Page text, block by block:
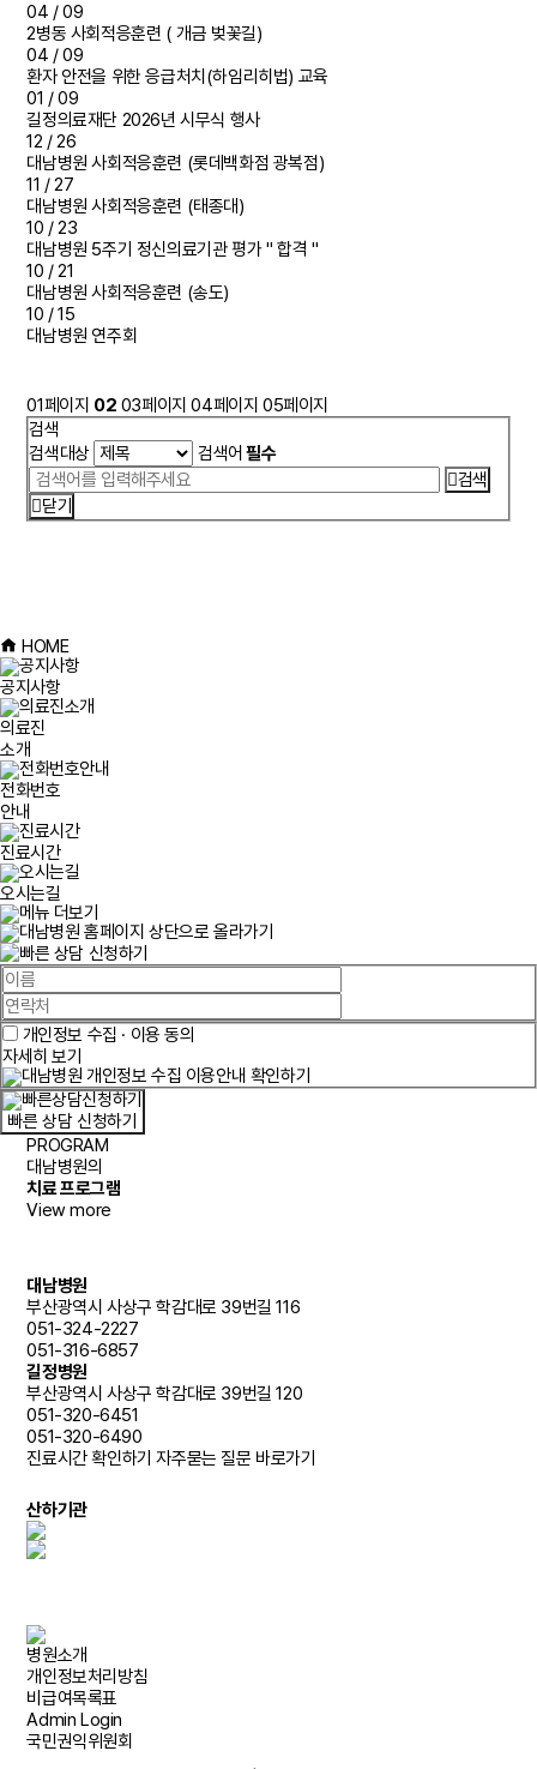
04 /09
2병동 사회적응훈련 ( 개금 벚꽃길)
04 /09
환자 안전을 위한 응급처치(하임리히법) 교육
01 /09
길정의료재단 2026년 시무식 행사
12 /26
대남병원 사회적응훈련 (롯데백화점 광복점)
11 /27
대남병원 사회적응훈련 (태종대)
10 /23
대남병원 5주기 정신의료기관 평가 " 합격 "
10 /21
대남병원 사회적응훈련 (송도)
10 /15
대남병원 연주회
01페이지 02 03페이지 04페이지 05페이지
검색
검색대상
검색어 필수
검색
닫기
HOME
공지사항
의료진
소개
전화번호
안내
진료시간
오시는길
개인정보 수집 · 이용 동의
자세히 보기
빠른 상담 신청하기
PROGRAM
대남병원의
치료 프로그램
Viewmore
대남병원
부산광역시 사상구 학감대로 39번길 116
051-324-2227
051-316-6857
길정병원
부산광역시 사상구 학감대로 39번길 120
051-320-6451
051-320-6490
진료시간 확인하기 자주묻는 질문 바로가기
산하기관
병원소개
개인정보처리방침
비급여목록표
Admin Login
국민권익위원회